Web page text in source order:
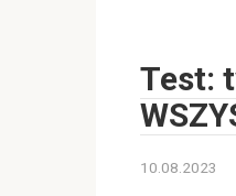
Test:
10.08.2023